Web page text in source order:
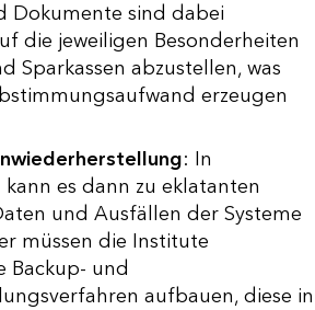
Dokumente sind dabei
die jeweiligen Besonderheiten
Sparkassen abzustellen, was
erzeugen
: In
es dann zu eklatanten
und Ausfällen der Systeme
müssen die Institute
Backup- und
aufbauen, diese in